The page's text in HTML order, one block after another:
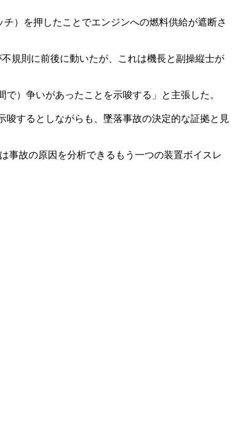
）を押したことでエンジンへの燃料供給が遮断さ
規則に前後に動いたが、これは機長と副操縦士が
）争いがあったことを示唆する」と主張した。
するとしながらも、墜落事故の決定的な証拠と見
事故の原因を分析できるもう一つの装置ボイスレ